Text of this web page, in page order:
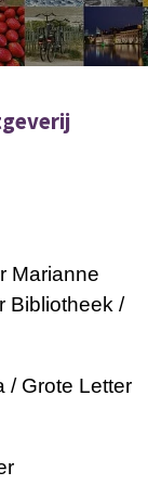
Marianne
Bibliotheek /
/ Grote Letter